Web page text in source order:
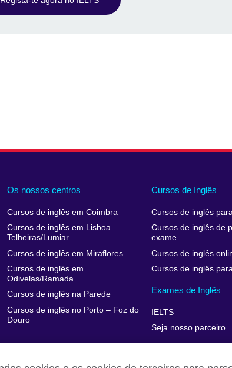
Os nossos centros
Cursos de inglês em Coimbra
Cursos de inglês em Lisboa –
Telheiras/Lumiar
Cursos de inglês em Miraflores
Cursos de inglês em
Odivelas/Ramada
Cursos de inglês na Parede
Cursos de inglês no Porto – Foz do
Douro
Cursos de Inglês
Cursos de inglês
Cursos de inglês de
exame
Cursos de inglês
Cursos de inglês
Exames de Inglês
IELTS
Seja nosso parceiro